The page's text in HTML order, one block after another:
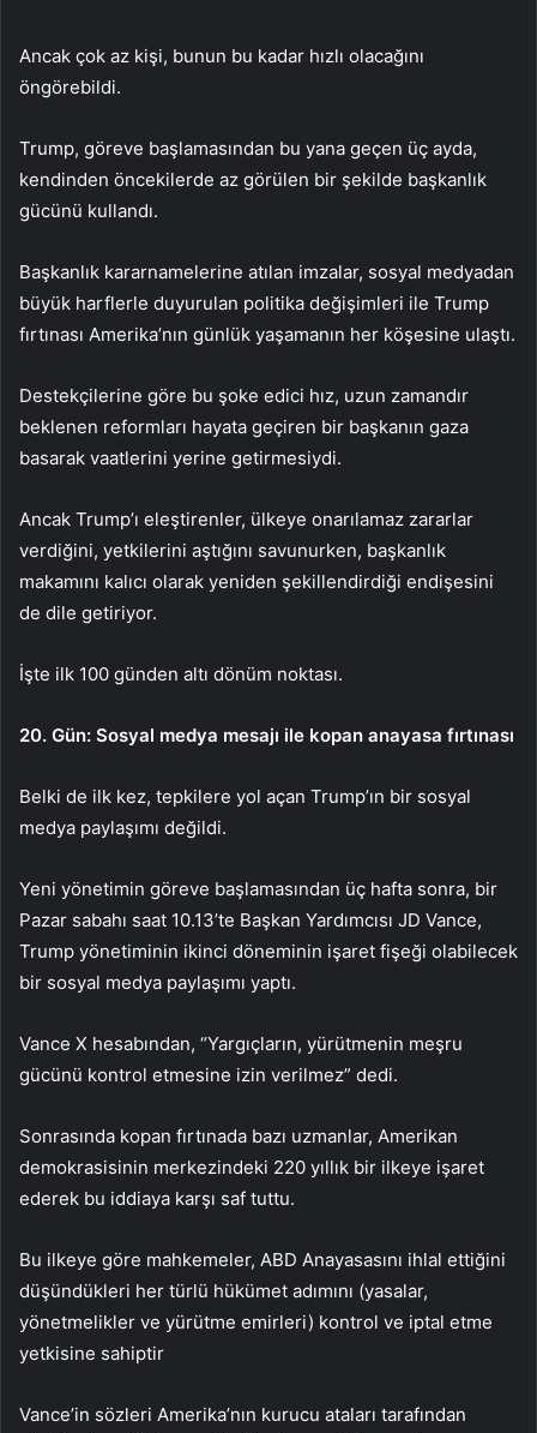
Ancak çok az kişi, bunun bu kadar hızlı olacağını
öngörebildi.
Trump, göreve başlamasından bu yana geçen üç ayda,
kendinden öncekilerde az görülen bir şekilde başkanlık
gücünü kullandı.
Başkanlık kararnamelerine atılan imzalar, sosyal medyadan
büyük harflerle duyurulan politika değişimleri ile Trump
fırtınası Amerika’nın günlük yaşamanın her köşesine ulaştı.
Destekçilerine göre bu şoke edici hız, uzun zamandır
beklenen reformları hayata geçiren bir başkanın gaza
basarak vaatlerini yerine getirmesiydi.
Ancak Trump’ı eleştirenler, ülkeye onarılamaz zararlar
verdiğini, yetkilerini aştığını savunurken, başkanlık
makamını kalıcı olarak yeniden şekillendirdiği endişesini
de dile getiriyor.
İşte ilk 100 günden altı dönüm noktası.
20. Gün: Sosyal medya mesajı ile kopan anayasa fırtınası
Belki de ilk kez, tepkilere yol açan Trump’ın bir sosyal
medya paylaşımı değildi.
Yeni yönetimin göreve başlamasından üç hafta sonra, bir
Pazar sabahı saat 10.13’te Başkan Yardımcısı JD Vance,
Trump yönetiminin ikinci döneminin işaret fişeği olabilecek
bir sosyal medya paylaşımı yaptı.
Vance X hesabından, “Yargıçların, yürütmenin meşru
gücünü kontrol etmesine izin verilmez” dedi.
Sonrasında kopan fırtınada bazı uzmanlar, Amerikan
demokrasisinin merkezindeki 220 yıllık bir ilkeye işaret
ederek bu iddiaya karşı saf tuttu.
Bu ilkeye göre mahkemeler, ABD Anayasasını ihlal ettiğini
düşündükleri her türlü hükümet adımını (yasalar,
yönetmelikler ve yürütme emirleri) kontrol ve iptal etme
yetkisine sahiptir
Vance’in sözleri Amerika’nın kurucu ataları tarafından